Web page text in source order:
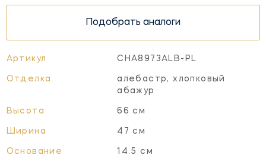
Подобрать аналоги
Артикул CHA8973ALB-PL
Отделка
алебастр, хлопковый
абажур
Высота 66 см
Ширина 47 см
Основание 14.5 см